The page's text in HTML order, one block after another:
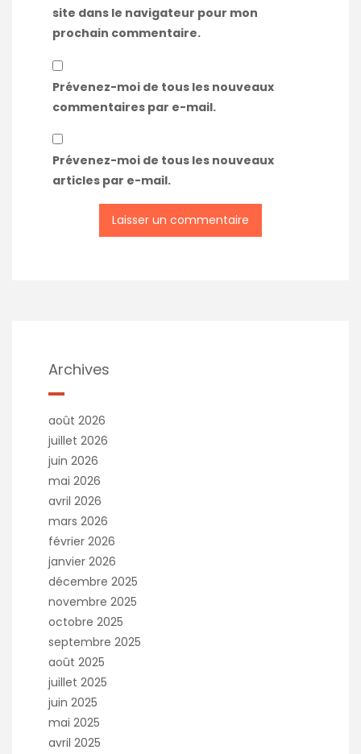
site dans le navigateur pour mon
prochain commentaire.
Prévenez-moi de tous les nouveaux
commentaires par e-mail.
Prévenez-moi de tous les nouveaux
articles par e-mail.
Archives
août 2026
juillet 2026
juin 2026
mai 2026
avril 2026
mars 2026
février 2026
janvier 2026
décembre 2025
novembre 2025
octobre 2025
septembre 2025
août 2025
juillet 2025
juin 2025
mai 2025
avril 2025